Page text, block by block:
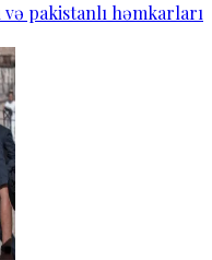
pakistanlı həmkarları